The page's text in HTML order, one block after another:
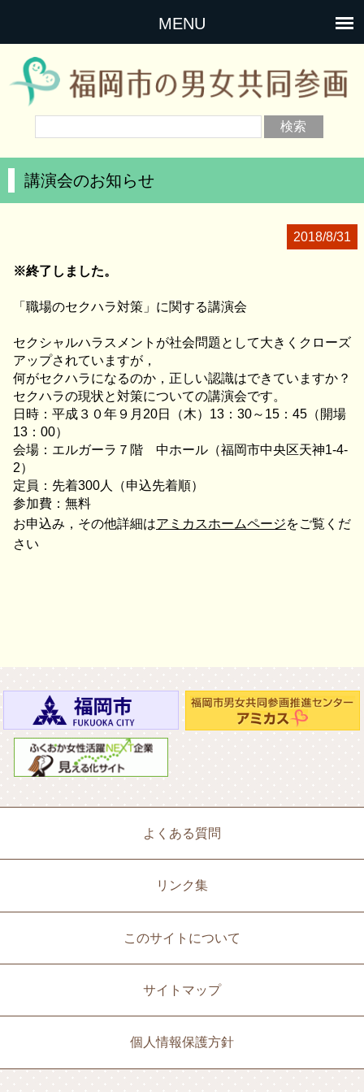
MENU
講演会のお知らせ
2018/8/31
※終了しました。
「職場のセクハラ対策」に関する講演会
セクシャルハラスメントが社会問題として大きくクローズ
アップされていますが，
何がセクハラになるのか，正しい認識はできていますか？
セクハラの現状と対策についての講演会です。
日時：平成３０年９月20日（木）13：30～15：45（開場
13：00）
会場：エルガーラ７階 中ホール（福岡市中央区天神1-4-
2）
定員：先着300人（申込先着順）
参加費：無料
お申込み，その他詳細はアミカスホームページをご覧くだ
さい
よくある質問
リンク集
このサイトについて
サイトマップ
個人情報保護方針